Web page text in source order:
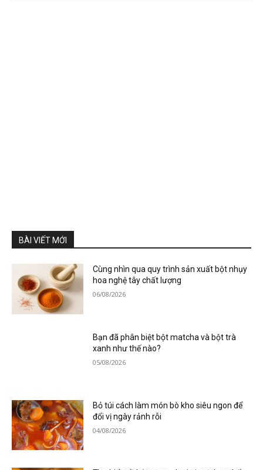
BÀI VIẾT MỚI
Cùng nhìn qua quy trình sản xuất bột nhụy
hoa nghệ tây chất lượng
06/08/2026
Bạn đã phân biệt bột matcha và bột trà
xanh như thế nào?
05/08/2026
Bỏ túi cách làm món bò kho siêu ngon để
đổi vị ngày rảnh rỗi
04/08/2026